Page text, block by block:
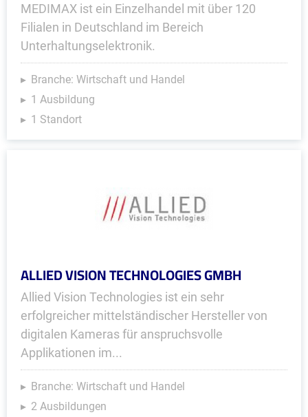
MEDIMAX ist ein Einzelhandel mit über 120
Filialen in Deutschland im Bereich
Unterhaltungselektronik.
Branche: Wirtschaft und Handel
1 Ausbildung
1 Standort
ALLIED VISION TECHNOLOGIES GMBH
Allied Vision Technologies ist ein sehr
erfolgreicher mittelständischer Hersteller von
digitalen Kameras für anspruchsvolle
Applikationen im...
Branche: Wirtschaft und Handel
2 Ausbildungen